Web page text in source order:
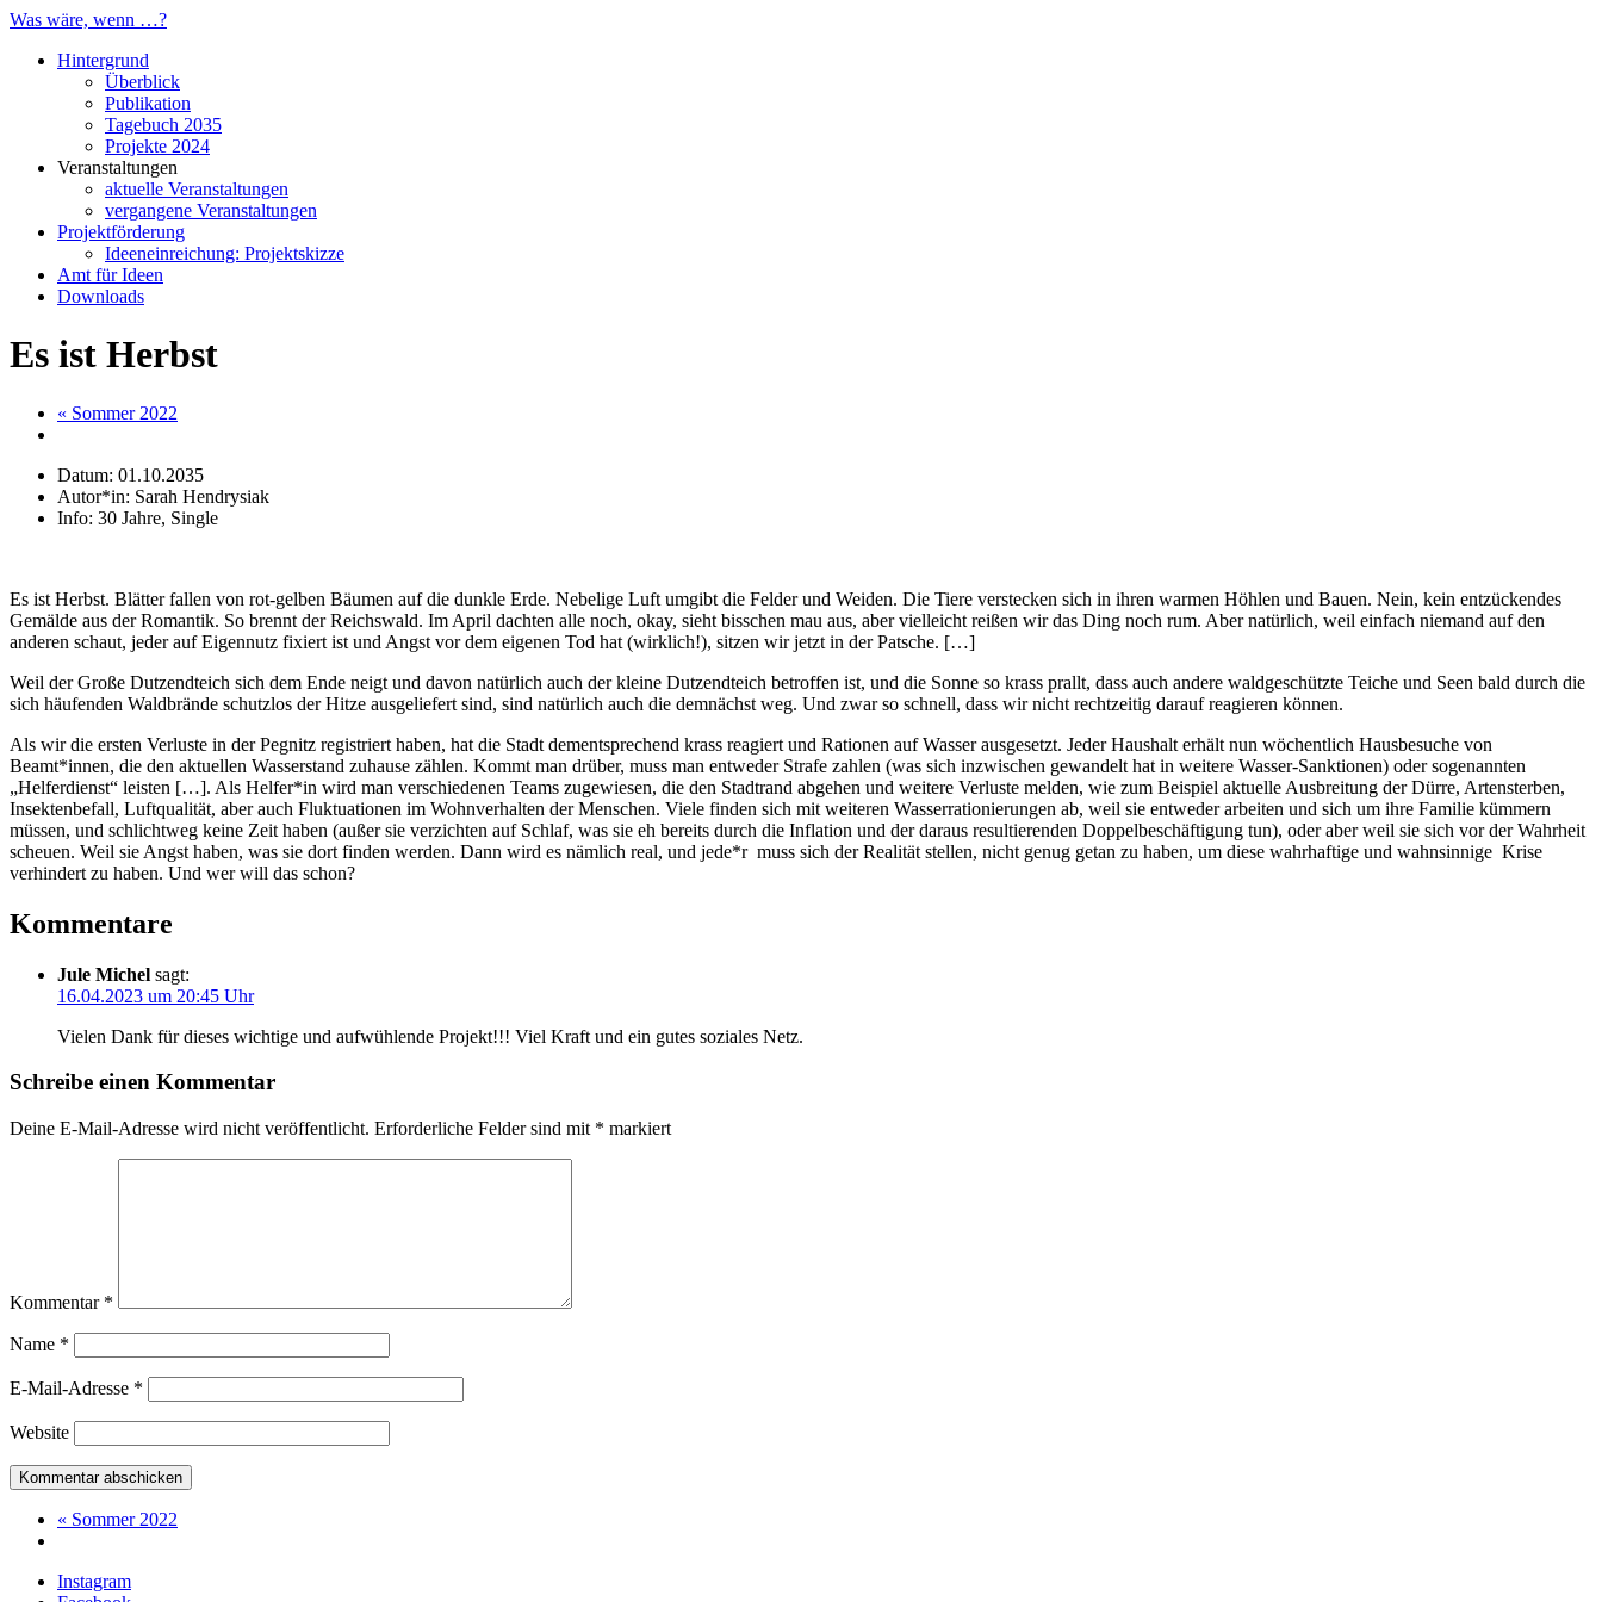
Was wäre, wenn …?
Hintergrund
Überblick
Publikation
Tagebuch 2035
Projekte 2024
Veranstaltungen
aktuelle Veranstaltungen
vergangene Veranstaltungen
Projektförderung
Ideeneinreichung: Projektskizze
Amt für Ideen
Downloads
Es ist Herbst
« Sommer 2022
Datum: 01.10.2035
Autor*in: Sarah Hendrysiak
Info: 30 Jahre, Single
Es ist Herbst. Blätter fallen von rot-gelben Bäumen auf die dunkle Erde. Nebelige Luft umgibt die Felder und Weiden. Die Tiere verstecken sich in ihren warmen Höhlen und Bauen. Nein, kein entzückendes
Gemälde aus der Romantik. So brennt der Reichswald. Im April dachten alle noch, okay, sieht bisschen mau aus, aber vielleicht reißen wir das Ding noch rum. Aber natürlich, weil einfach niemand auf den
anderen schaut, jeder auf Eigennutz fixiert ist und Angst vor dem eigenen Tod hat (wirklich!), sitzen wir jetzt in der Patsche. […]
Weil der Große Dutzendteich sich dem Ende neigt und davon natürlich auch der kleine Dutzendteich betroffen ist, und die Sonne so krass prallt, dass auch andere waldgeschützte Teiche und Seen bald durch die
sich häufenden Waldbrände schutzlos der Hitze ausgeliefert sind, sind natürlich auch die demnächst weg. Und zwar so schnell, dass wir nicht rechtzeitig darauf reagieren können.
Als wir die ersten Verluste in der Pegnitz registriert haben, hat die Stadt dementsprechend krass reagiert und Rationen auf Wasser ausgesetzt. Jeder Haushalt erhält nun wöchentlich Hausbesuche von
Beamt*innen, die den aktuellen Wasserstand zuhause zählen. Kommt man drüber, muss man entweder Strafe zahlen (was sich inzwischen gewandelt hat in weitere Wasser-Sanktionen) oder sogenannten
„Helferdienst“ leisten […]. Als Helfer*in wird man verschiedenen Teams zugewiesen, die den Stadtrand abgehen und weitere Verluste melden, wie zum Beispiel aktuelle Ausbreitung der Dürre, Artensterben,
Insektenbefall, Luftqualität, aber auch Fluktuationen im Wohnverhalten der Menschen. Viele finden sich mit weiteren Wasserrationierungen ab, weil sie entweder arbeiten und sich um ihre Familie kümmern
müssen, und schlichtweg keine Zeit haben (außer sie verzichten auf Schlaf, was sie eh bereits durch die Inflation und der daraus resultierenden Doppelbeschäftigung tun), oder aber weil sie sich vor der Wahrheit
scheuen. Weil sie Angst haben, was sie dort finden werden. Dann wird es nämlich real, und jede*r muss sich der Realität stellen, nicht genug getan zu haben, um diese wahrhaftige und wahnsinnige Krise
verhindert zu haben. Und wer will das schon?
Kommentare
Jule Michel sagt:
16.04.2023 um 20:45 Uhr
Vielen Dank für dieses wichtige und aufwühlende Projekt!!! Viel Kraft und ein gutes soziales Netz.
Schreibe einen Kommentar
Deine E-Mail-Adresse wird nicht veröffentlicht. Erforderliche Felder sind mit * markiert
Kommentar *
Name *
E-Mail-Adresse *
Website
« Sommer 2022
Instagram